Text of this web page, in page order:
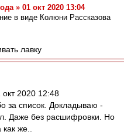
» 01 окт 2020 13:04
в виде Колюни Рассказова
лавку
окт 2020 12:48
за список. Докладываю -
Даже без расшифровки. Но
же..